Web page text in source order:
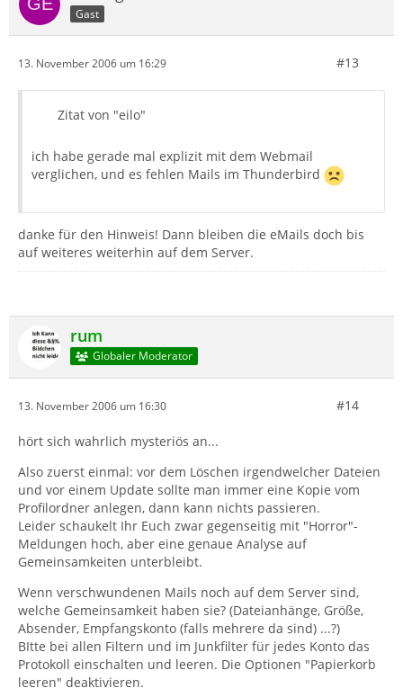
Gast
13. November 2006 um 16:29 #13
Zitat von "eilo"
ich habe gerade mal explizit mit dem Webmail
verglichen, und es fehlen Mails im Thunderbird
danke für den Hinweis! Dann bleiben die eMails doch bis
auf weiteres weiterhin auf dem Server.
rum
Globaler Moderator
13. November 2006 um 16:30 #14
hört sich wahrlich mysteriös an...
Also zuerst einmal: vor dem Löschen irgendwelcher Dateien
und vor einem Update sollte man immer eine Kopie vom
Profilordner anlegen, dann kann nichts passieren.
Leider schaukelt Ihr Euch zwar gegenseitig mit "Horror"-
Meldungen hoch, aber eine genaue Analyse auf
Gemeinsamkeiten unterbleibt.
Wenn verschwundenen Mails noch auf dem Server sind,
welche Gemeinsamkeit haben sie? (Dateianhänge, Größe,
Absender, Empfangskonto (falls mehrere da sind) ...?)
BItte bei allen Filtern und im Junkfilter für jedes Konto das
Protokoll einschalten und leeren. Die Optionen "Papierkorb
leeren" deaktivieren.